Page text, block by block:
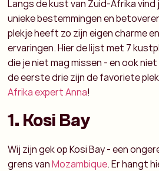
Langs de kust van Zuid-Afrika vind
unieke bestemmingen en
plekje heeft zo zijn eigen charme
ervaringen. Hier de lijst met 7
die je niet mag missen - en ook
de eerste drie zijn de favoriete
Afrika expert Anna!
1. Kosi Bay
Wij zijn gek op Kosi Bay - een
grens vanMozambique. Er hangt